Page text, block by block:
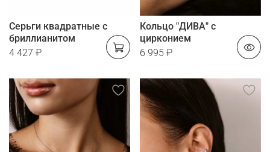
Серьги квадратные с
бриллианитом
4 427 ₽
Кольцо "ДИВА" с
цирконием
6 995 ₽